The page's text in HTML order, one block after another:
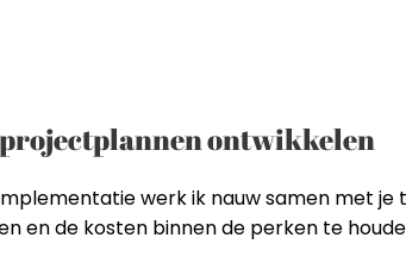
ontwikkelen
werk ik nauw samen met
en de kosten binnen de perken te